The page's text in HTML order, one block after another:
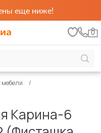
еще ниже!
0
мебели
Карина-6